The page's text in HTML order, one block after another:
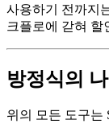
사용하기 전까지
크플로에 갇혀 할
방정식의
위의 모든 도구는